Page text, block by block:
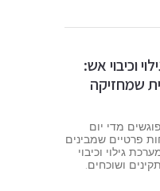
וכיבוי אש:
שמחזיקה
מדי יום
פרטיים שמבינים
גילוי וכיבוי
ושוכחים.